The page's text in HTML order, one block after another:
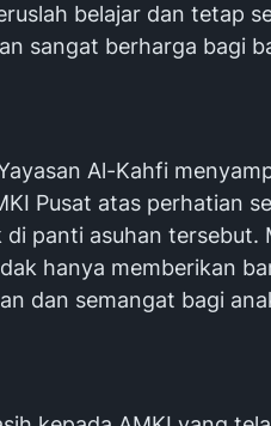
belajar dan tetap
sangat berharga bagi
Al-Kahfi
Pusat atas perhatian
di panti asuhan tersebut.
hanya memberikan
dan semangat bagi